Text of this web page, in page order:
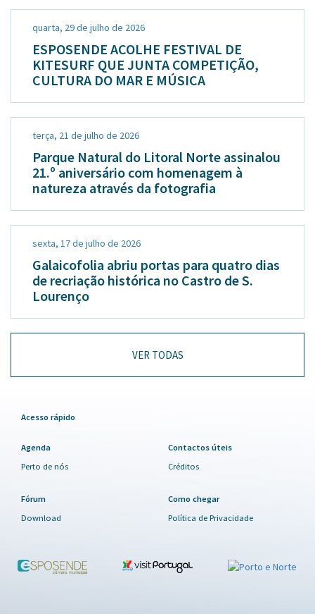
quarta, 29 de julho de 2026
ESPOSENDE ACOLHE FESTIVAL DE
KITESURF QUE JUNTA COMPETIÇÃO,
CULTURA DO MAR E MÚSICA
terça, 21 de julho de 2026
Parque Natural do Litoral Norte assinalou
21.º aniversário com homenagem à
natureza através da fotografia
sexta, 17 de julho de 2026
Galaicofolia abriu portas para quatro dias
de recriação histórica no Castro de S.
Lourenço
VER TODAS
Acesso rápido
Agenda
Perto de nós
Contactos úteis
Créditos
Fórum
Download
Como chegar
Política de Privacidade